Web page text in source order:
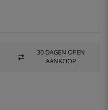
30 DAGEN OPEN
AANKOOP